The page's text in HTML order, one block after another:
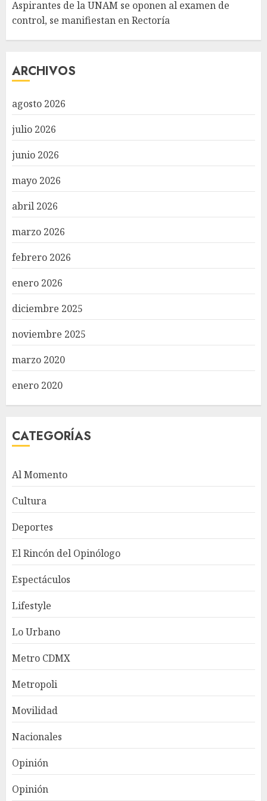
Aspirantes de la UNAM se oponen al examen de
control, se manifiestan en Rectoría
ARCHIVOS
agosto 2026
julio 2026
junio 2026
mayo 2026
abril 2026
marzo 2026
febrero 2026
enero 2026
diciembre 2025
noviembre 2025
marzo 2020
enero 2020
CATEGORÍAS
Al Momento
Cultura
Deportes
El Rincón del Opinólogo
Espectáculos
Lifestyle
Lo Urbano
Metro CDMX
Metropoli
Movilidad
Nacionales
Opinión
Opinión